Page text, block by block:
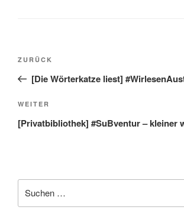
Beitragsnavigation
Vorheriger
Beitrag
ZURÜCK
[Die Wörterkatze liest]
Nächster
Beitrag
WEITER
[Privatbibliothek] #SuBventur – kleiner
nach: